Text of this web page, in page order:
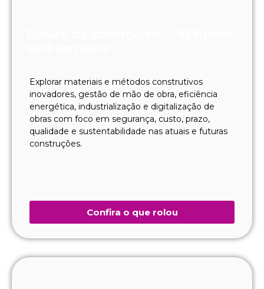
Explorar materiais e métodos construtivos
inovadores, gestão de mão de obra, eficiência
energética, industrialização e digitalização de
obras com foco em segurança, custo, prazo,
qualidade e sustentabilidade nas atuais e futuras
construções.
Confira o que rolou